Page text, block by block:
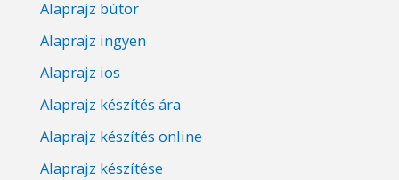
Alaprajz bútor
Alaprajz ingyen
Alaprajz ios
Alaprajz készítés ára
Alaprajz készítés online
Alaprajz készítése